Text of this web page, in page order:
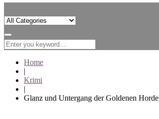
Search
for:
Home
|
Krimi
|
Glanz und Untergang der Goldenen Horde